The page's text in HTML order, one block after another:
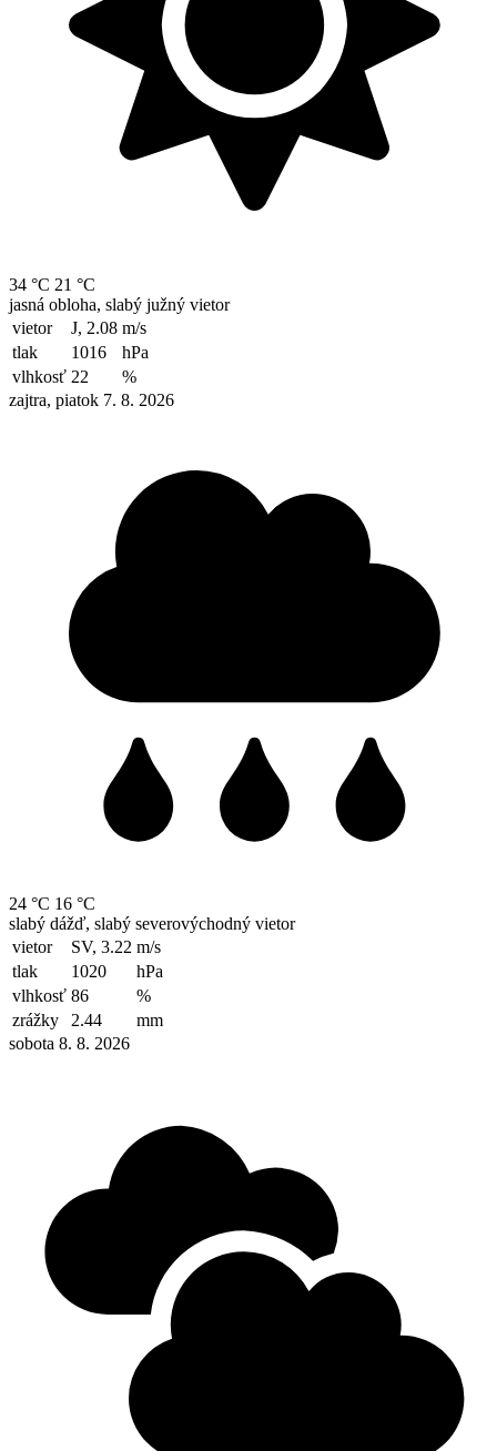
34 °C 21 °C
jasná obloha, slabý južný vietor
vietor
J, 2.08 m/s
tlak
1016
hPa
vlhkosť 22
%
zajtra, piatok 7. 8. 2026
24 °C 16 °C
slabý dážď, slabý severovýchodný vietor
vietor
SV, 3.22 m/s
tlak
1020
hPa
vlhkosť 86
%
zrážky
2.44
mm
sobota 8. 8. 2026